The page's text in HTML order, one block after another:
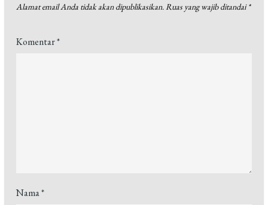
Alamat email Anda tidak akan dipublikasikan.Ruas yang wajib ditandai*
Komentar*
Nama*